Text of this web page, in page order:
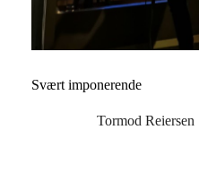
Svært imponerende
Tormod Reiersen